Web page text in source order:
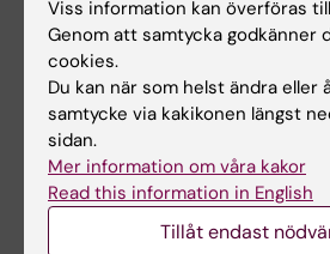
utbildningsinslag kan
studerande inte kan ta igen
nästa gång kursen ges.
Examination
För att få godkänt betyg på
hälsa (3GB000) måste du
Viss information kan överföras
Genom att samtycka godkänner
cookies.
Du kan när som helst ändra eller
samtycke via kakikonen längst
sidan.
Mer information om våra kakor
Read this information in English
Tillåt endast